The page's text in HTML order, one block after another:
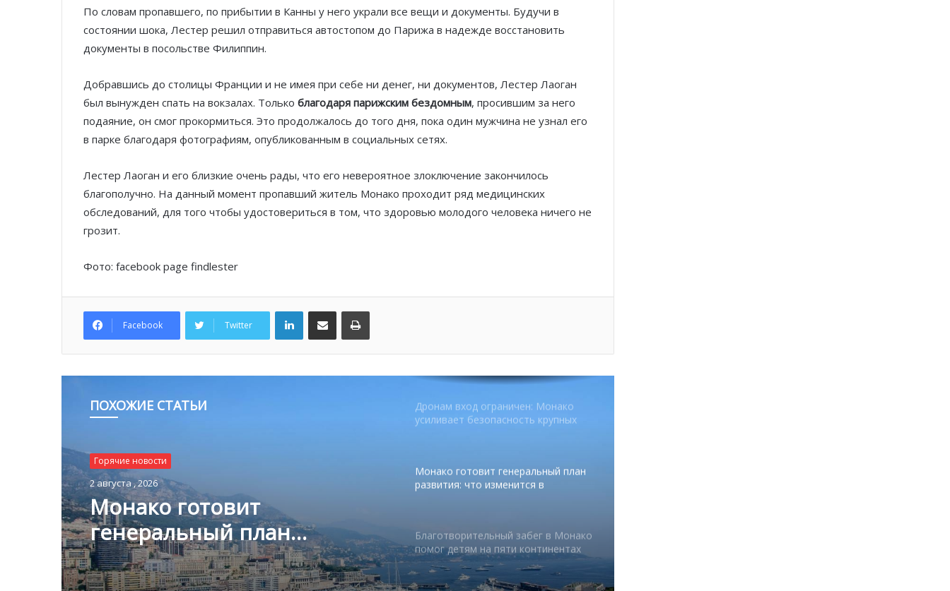
По словам пропавшего, по прибытии в Канны у него украли все вещи и документы. Будучи в
состоянии шока, Лестер решил отправиться автостопом до Парижа в надежде восстановить
документы в посольстве Филиппин.
Добравшись до столицы Франции и не имея при себе ни денег, ни документов, Лестер Лаоган
был вынужден спать на вокзалах. Только благодаря парижским бездомным, просившим за него
подаяние, он смог прокормиться. Это продолжалось до того дня, пока один мужчина не узнал его
в парке благодаря фотографиям, опубликованным в социальных сетях.
Лестер Лаоган и его близкие очень рады, что его невероятное злоключение закончилось
благополучно. На данный момент пропавший житель Монако проходит ряд медицинских
обследований, для того чтобы удостовериться в том, что здоровью молодого человека ничего не
грозит.
Фото: facebook page findlester
Facebook Twitter
LinkedInПоделиться по электронной почте Распечатать
ПОХОЖИЕ СТАТЬИ
Горячие новости
2 августа , 2026
Монако готовит
генеральный план
развития: что изменится в
Княжестве
Князь Альбер II и Принцесса
Шарлен посетили 77-й Бал
Красного Креста Монако
паузой
SBM и Be Safe Monaco продлили
FESTIVAL готовит вечер мирового
Дронам вход ограничен: Монако
усиливает безопасность крупных
Монако готовит генеральный план
развития: что изменится в
Благотворительный забег в Монако
помог детям на пяти континентах